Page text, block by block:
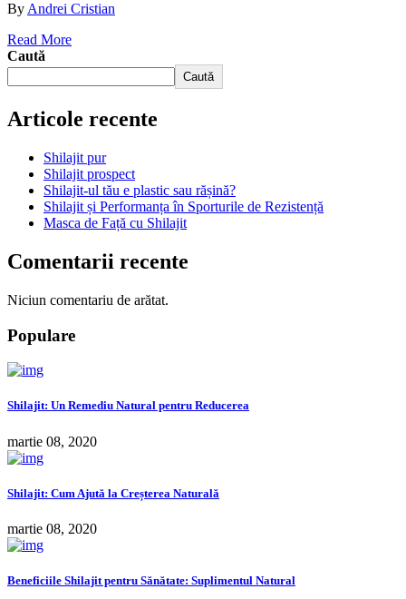
By Andrei Cristian
Read More
Caută
Caută
Articole recente
Shilajit pur
Shilajit prospect
Shilajit-ul tău e plastic sau rășină?
Shilajit și Performanța în Sporturile de Rezistență
Masca de Față cu Shilajit
Comentarii recente
Niciun comentariu de arătat.
Populare
Shilajit: Un Remediu Natural pentru Reducerea
martie 08, 2020
Shilajit: Cum Ajută la Creșterea Naturală
martie 08, 2020
Beneficiile Shilajit pentru Sănătate: Suplimentul Natural